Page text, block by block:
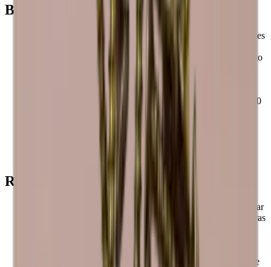
Beneficios
Los botelleros Caverack son modulares, por lo que son fáciles
de montar y ampliar según sus deseos.
Todos los módulos y accesorios Caverack se fabrican a mano
con madera maciza en un taller de carpintería de Europa.
Las bodegas Caverack han sido diseñadas por nuestros
La estructura cuadrada de 60 x 60 cm y la profundidad de 30
Estos estantes cuadrados las hacen elegantes, funcionales y
Recuerda esto
La madera es un producto natural y, por lo tanto, puede variar
en tamaño hasta +/- 2 mm debido a las diferentes temperaturas
cambiar de color con el tiempo.
Las vinotecas pueden variar en color, ya que la madera es de